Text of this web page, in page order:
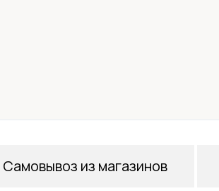
Самовывоз из магазинов